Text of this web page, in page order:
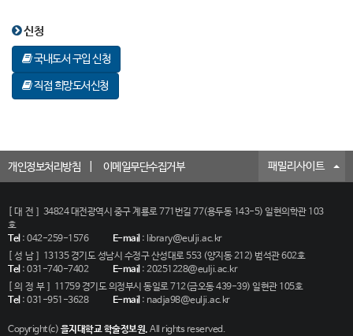
신청
국내도서 구입 신청
직접 희망도서신청
개인정보처리방침 이메일무단수집거부 패밀리사이트
[대전]
34824 대전광역시 중구 계룡로 771번길 77(용두동 143-5) 일현의학관 103
호
Tel: 042-259-1576 E-mail: library@eulji.ac.kr
[성남]
13135 경기도 성남시 수정구 산성대로 553 (양지동 212) 범석관 602호
Tel: 031-740-7402 E-mail: 20251228@eulji.ac.kr
[의정부]
11759 경기도 의정부시 동일로 712(금오동 439-39) 일현관 105호
Tel: 031-951-3628 E-mail: nadja98@eulji.ac.kr
Copyright(c) 을지대학교 학술정보원. All rights reserved.